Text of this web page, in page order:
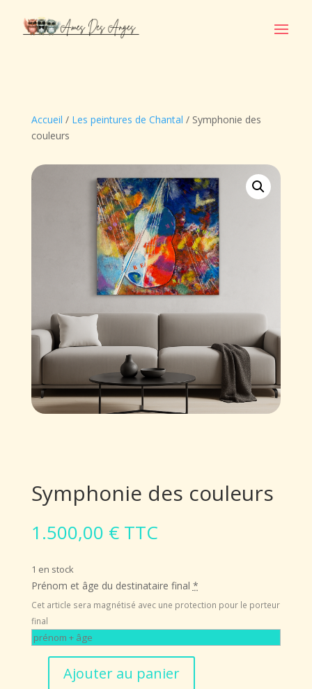
Accueil / Les peintures de Chantal / Symphonie des
couleurs
Symphonie des couleurs
1.500,00 € TTC
1 en stock
Prénom et âge du destinataire final *
Cet article sera magnétisé avec une protection pour le porteur
final
quantitéAjouter au panier